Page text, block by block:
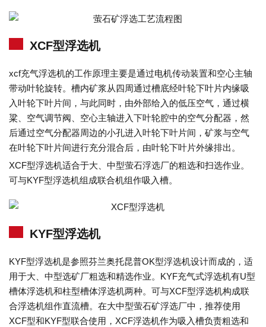
XCF型浮选机
xcf充气浮选机的工作原理主要是通过电机传动装置和空心主轴
带动叶轮旋转。槽内矿浆从四周通过槽底经叶轮下叶片内缘吸
入叶轮下叶片间，与此同时，由外部给入的低压空气，通过横
粱、空气调节阀、空心主轴进入下叶轮腔中的空气分配器，然
后通过空气分配器周边的小孔进入叶轮下叶片间，矿浆与空气
在叶轮下叶片间进行充分混合后，由叶轮下叶片外缘排出。
XCF型浮选机适合于大、中型萤石浮选厂的粗选和扫选作业。
可与KYF型浮选机组成联合机组作吸入槽。
KYF型浮选机
KYF型浮选机是参照芬兰奥托昆普OK型浮选机设计而成的，适
用于大、中型选矿厂粗选和精选作业。KYF充气式浮选机有U型
槽体浮选机和柱型槽体浮选机两种。可与XCF型浮选机构成联
合浮选机组作直流槽。在大中型萤石矿浮选厂中，推荐使用
XCF型和KYF型联合使用，XCF浮选机作为吸入槽负责粗选和